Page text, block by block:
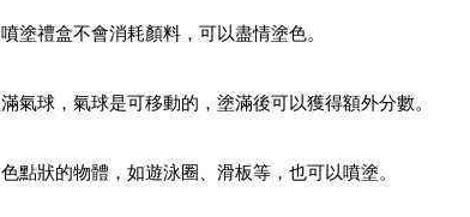
塗禮盒不會消耗顏料，可以盡情塗色。
氣球，氣球是可移動的，塗滿後可以獲得額外分數。
點狀的物體，如遊泳圈、滑板等，也可以噴塗。